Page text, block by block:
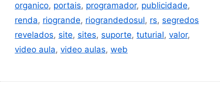
organico, portais, programador, publicidade,
renda, riogrande, riograndedosul, rs, segredos
revelados, site, sites, suporte, tuturial, valor,
video aula, video aulas, web